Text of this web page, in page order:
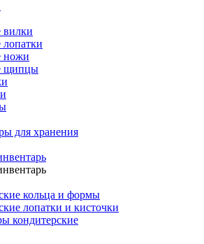
вилки
ножи
щипцы
для хранения
кольца и формы
лопатки и кисточки
кондитерские